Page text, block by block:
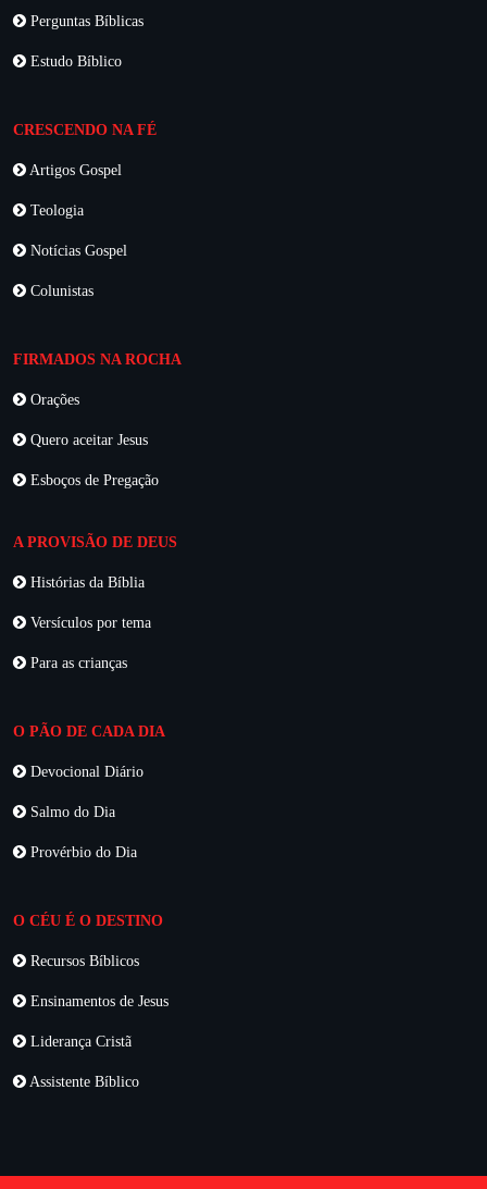
Perguntas Bíblicas
Estudo Bíblico
CRESCENDO NA FÉ
Artigos Gospel
Teologia
Notícias Gospel
Colunistas
FIRMADOS NA ROCHA
Orações
Quero aceitar Jesus
Esboços de Pregação
A PROVISÃO DE DEUS
Histórias da Bíblia
Versículos por tema
Para as crianças
O PÃO DE CADA DIA
Devocional Diário
Salmo do Dia
Provérbio do Dia
O CÉU É O DESTINO
Recursos Bíblicos
Ensinamentos de Jesus
Liderança Cristã
Assistente Bíblico